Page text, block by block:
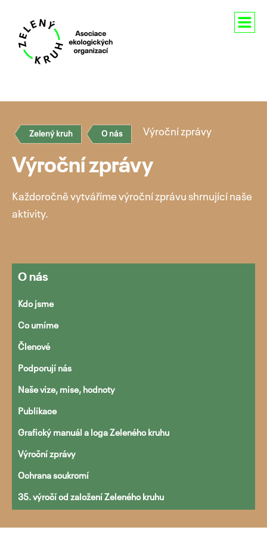
Pro média
Přejít
Zelený kruh O nás Výroční zprávy
Výroční zprávy
Každoročně vytváříme výroční zprávu shrnující naše
aktivity.
O nás
Kdo jsme
Co umíme
Členové
Podporují nás
Naše vize, mise, hodnoty
Publikace
Grafický manuál a loga Zeleného kruhu
Výroční zprávy
Ochrana soukromí
35. výročí od založení Zeleného kruhu